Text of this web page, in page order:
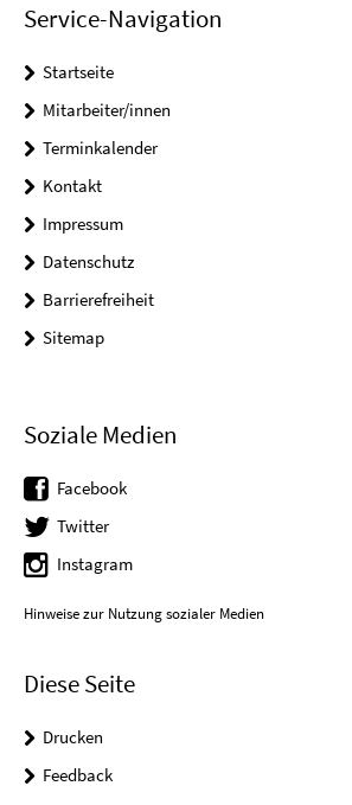
Service-Navigation
Startseite
Mitarbeiter/innen
Terminkalender
Kontakt
Impressum
Datenschutz
Barrierefreiheit
Sitemap
Soziale Medien
Facebook
Twitter
Instagram
Hinweise zur Nutzung sozialer Medien
Diese Seite
Drucken
Feedback